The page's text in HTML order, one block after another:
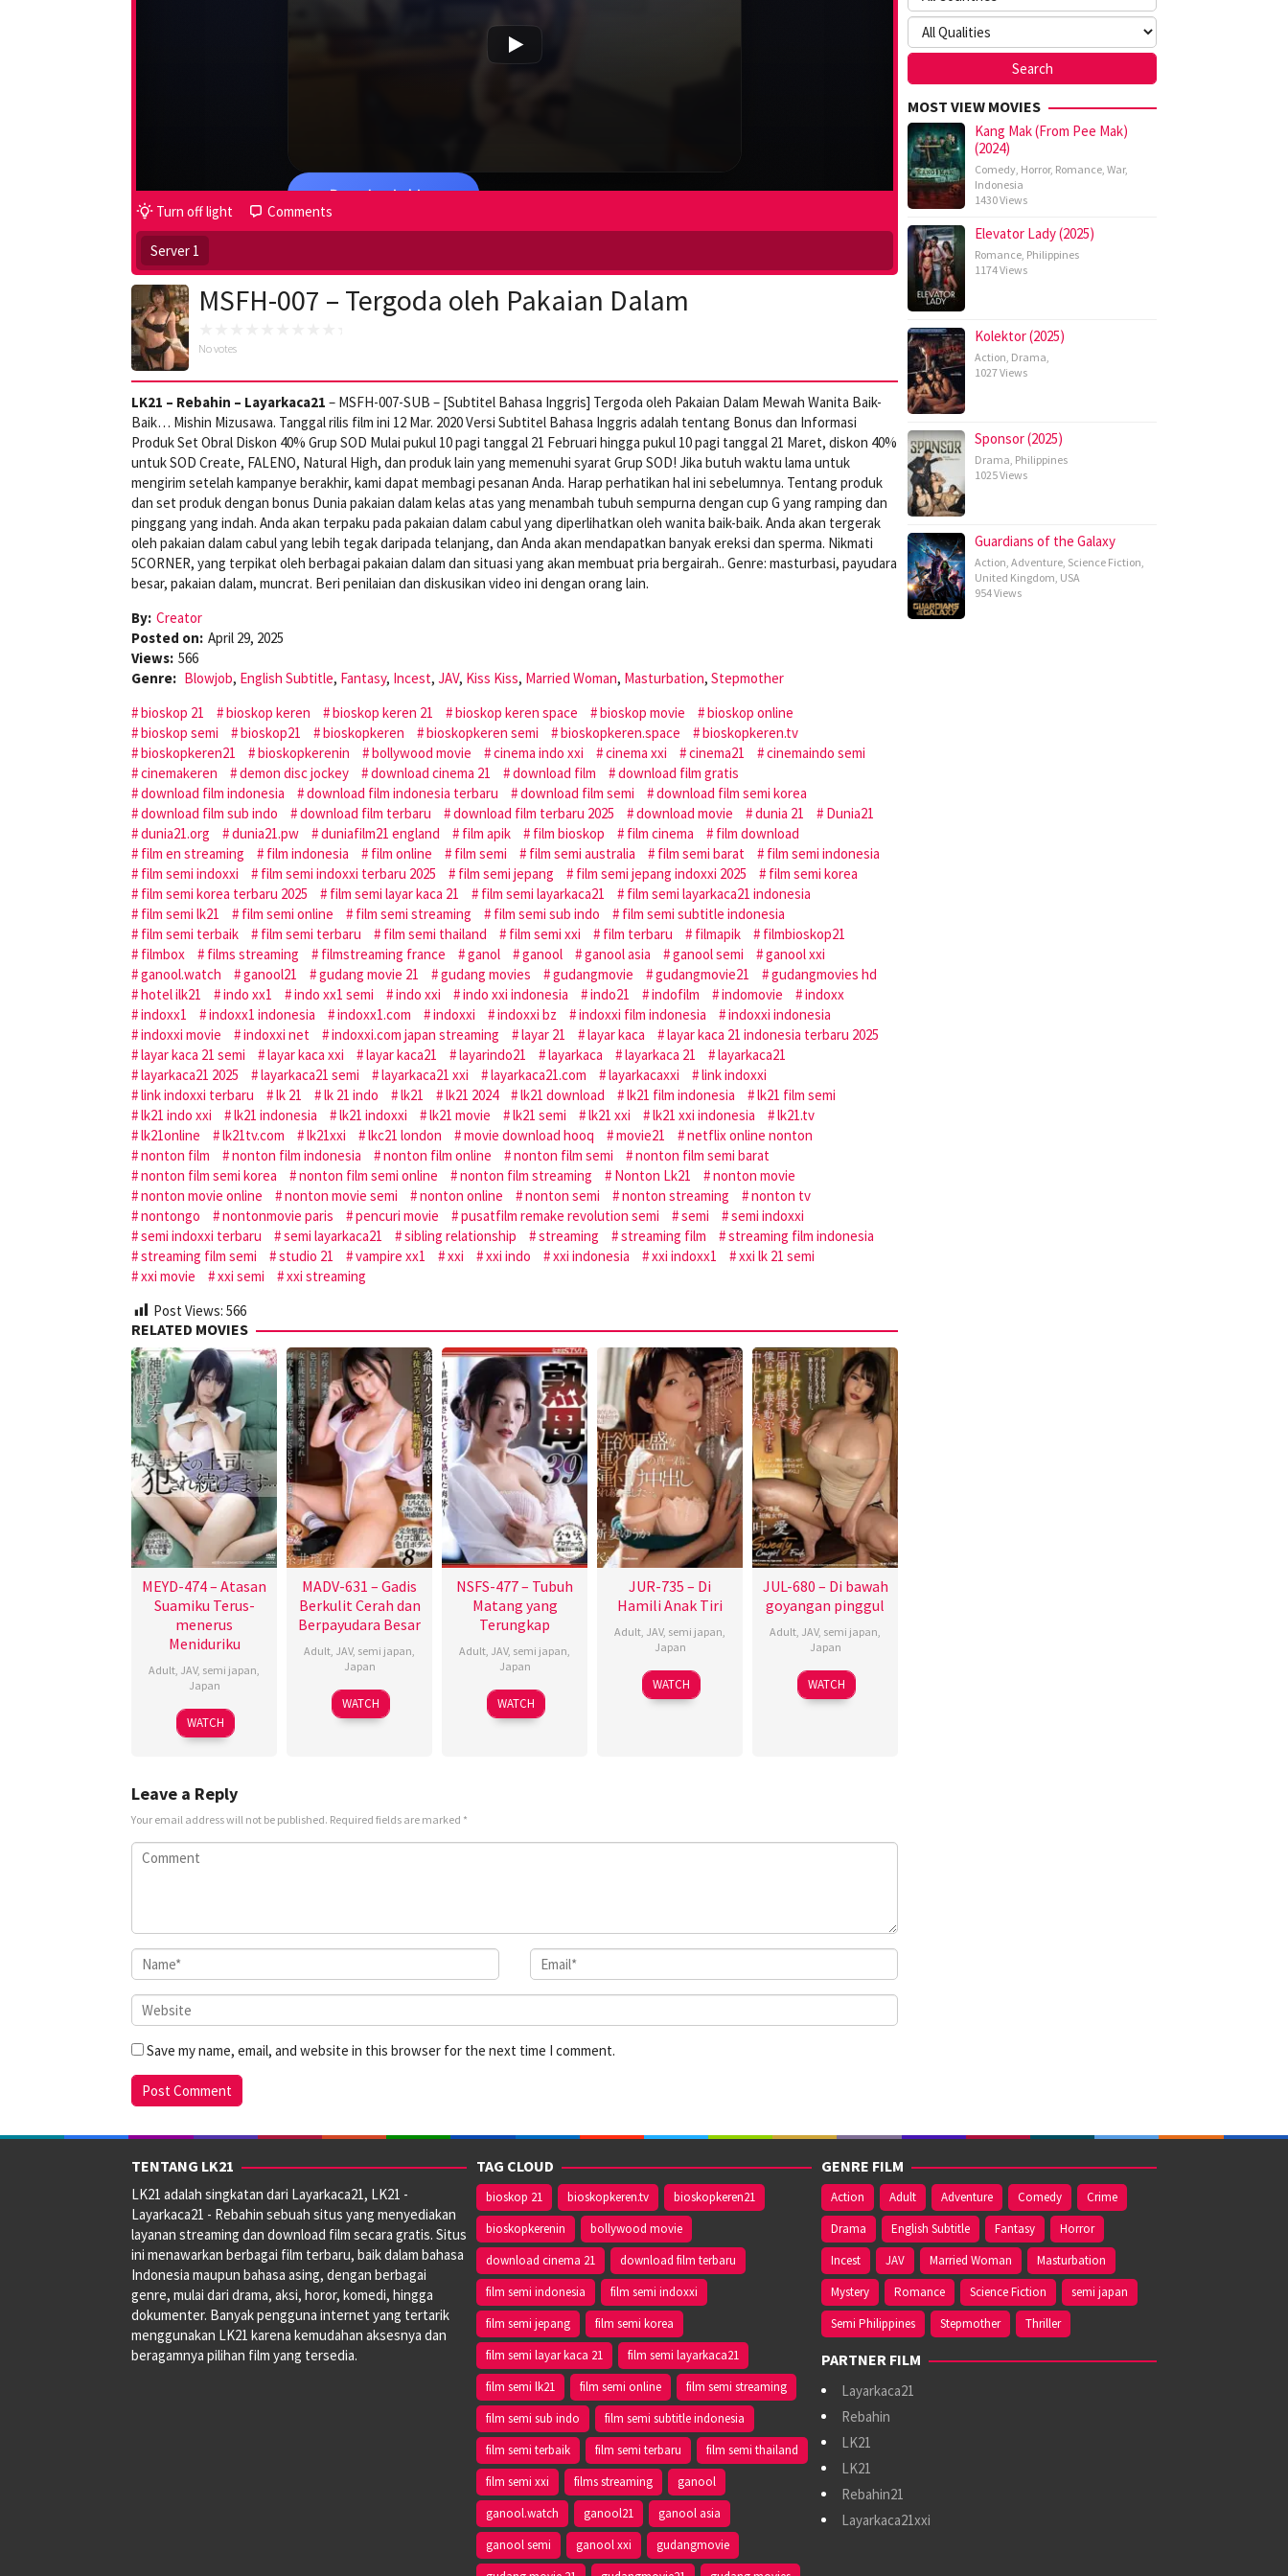
Turn off light Comments
Server 1
MSFH-007 – Tergoda oleh Pakaian Dalam
No votes
LK21 – Rebahin – Layarkaca21 – MSFH-007-SUB – [Subtitel Bahasa Inggris] Tergoda oleh Pakaian Dalam Mewah Wanita Baik-
Baik… Mishin Mizusawa. Tanggal rilis film ini 12 Mar. 2020 Versi Subtitel Bahasa Inggris adalah tentang Bonus dan Informasi
Produk Set Obral Diskon 40% Grup SOD Mulai pukul 10 pagi tanggal 21 Februari hingga pukul 10 pagi tanggal 21 Maret, diskon 40%
untuk SOD Create, FALENO, Natural High, dan produk lain yang memenuhi syarat Grup SOD! Jika butuh waktu lama untuk
mengirim setelah kampanye berakhir, kami dapat membagi pesanan Anda. Harap perhatikan hal ini sebelumnya. Tentang produk
dan set produk dengan bonus Dunia pakaian dalam kelas atas yang menambah tubuh sempurna dengan cup G yang ramping dan
pinggang yang indah. Anda akan terpaku pada pakaian dalam cabul yang diperlihatkan oleh wanita baik-baik. Anda akan tergerak
oleh pakaian dalam cabul yang lebih tegak daripada telanjang, dan Anda akan mendapatkan banyak ereksi dan sperma. Nikmati
5CORNER, yang terpikat oleh berbagai pakaian dalam dan situasi yang akan membuat pria bergairah.. Genre: masturbasi, payudara
besar, pakaian dalam, muncrat. Beri penilaian dan diskusikan video ini dengan orang lain.
By: Creator
Posted on: April 29, 2025
Views: 566
Genre: Blowjob, English Subtitle, Fantasy, Incest, JAV, Kiss Kiss, Married Woman, Masturbation, Stepmother
bioskop 21
bioskop keren bioskop keren 21 bioskop keren space bioskop movie
bioskop online
bioskop semi
bioskop21 bioskopkeren bioskopkeren semi bioskopkeren.space
bioskopkeren.tv
bioskopkeren21
bioskopkerenin bollywood movie cinema indo xxi cinema xxi cinema21
cinemaindo semi
cinemakeren
demon disc jockey download cinema 21 download film
download film gratis
download film indonesia
download film indonesia terbaru download film semi
download film semi korea
download film sub indo
download film terbaru download film terbaru 2025 download movie dunia 21
Dunia21
dunia21.org
dunia21.pw duniafilm21 england film apik film bioskop film cinema
film download
film en streaming
film indonesia film online film semi film semi australia film semi barat
film semi indonesia
film semi indoxxi
film semi indoxxi terbaru 2025 film semi jepang film semi jepang indoxxi 2025
film semi korea
film semi korea terbaru 2025
film semi layar kaca 21 film semi layarkaca21
film semi layarkaca21 indonesia
film semi lk21
film semi online film semi streaming film semi sub indo
film semi subtitle indonesia
film semi terbaik
film semi terbaru film semi thailand film semi xxi film terbaru filmapik
filmbioskop21
filmbox
films streaming filmstreaming france ganol ganool ganool asia ganool semi
ganool xxi
ganool.watch
ganool21 gudang movie 21 gudang movies gudangmovie gudangmovie21
gudangmovies hd
hotel ilk21
indo xx1 indo xx1 semi indo xxi indo xxi indonesia indo21 indofilm indomovie
indoxx
indoxx1
indoxx1 indonesia indoxx1.com indoxxi indoxxi bz indoxxi film indonesia
indoxxi indonesia
indoxxi movie
indoxxi net indoxxi.com japan streaming layar 21 layar kaca
layar kaca 21 indonesia terbaru 2025
layar kaca 21 semi
layar kaca xxi layar kaca21 layarindo21 layarkaca layarkaca 21
layarkaca21
layarkaca21 2025
layarkaca21 semi layarkaca21 xxi layarkaca21.com layarkacaxxi
link indoxxi
link indoxxi terbaru
lk 21 lk 21 indo lk21 lk21 2024 lk21 download lk21 film indonesia
lk21 film semi
lk21 indo xxi
lk21 indonesia lk21 indoxxi lk21 movie lk21 semi lk21 xxi lk21 xxi indonesia
lk21.tv
lk21online
lk21tv.com lk21xxi lkc21 london movie download hooq movie21
netflix online nonton
nonton film
nonton film indonesia nonton film online nonton film semi
nonton film semi barat
nonton film semi korea
nonton film semi online nonton film streaming Nonton Lk21
nonton movie
nonton movie online
nonton movie semi nonton online nonton semi nonton streaming
nonton tv
nontongo
nontonmovie paris pencuri movie pusatfilm remake revolution semi semi
semi indoxxi
semi indoxxi terbaru
semi layarkaca21 sibling relationship streaming streaming film
streaming film indonesia
streaming film semi
studio 21 vampire xx1 xxi xxi indo xxi indonesia xxi indoxx1
xxi lk 21 semi
xxi movie
xxi semi
xxi streaming
Post Views: 566
RELATED MOVIES
MEYD-474 – Atasan
Suamiku Terus-
menerus
Meniduriku
Adult JAV, semi japan
Japan
WATCH
MADV-631 – Gadis
Berkulit Cerah dan
Berpayudara Besar
Adult JAV, semi japan
Japan
WATCH
NSFS-477 – Tubuh
Matang yang
Terungkap
Adult JAV, semi japan
Japan
WATCH
JUR-735 – Di
Hamili Anak Tiri
Adult JAV, semi japan
Japan
WATCH
JUL-680 – Di bawah
goyangan pinggul
Adult JAV, semi japan
Japan
WATCH
Leave a Reply
Your email address will not be published. Required fields are marked *
Save my name, email, and website in this browser for the next time I comment.
MOST VIEW MOVIES
Kang Mak (From Pee Mak)
(2024)
Comedy, Horror, Romance, War,
Indonesia
1430 Views
Elevator Lady (2025)
Romance, Philippines
1174 Views
Kolektor (2025)
Action, Drama,
1027 Views
Sponsor (2025)
Drama, Philippines
1025 Views
Guardians of the Galaxy
Action, Adventure, Science Fiction,
United Kingdom, USA
954 Views
TENTANG LK21
LK21 adalah singkatan dari Layarkaca21, LK21 -
Layarkaca21 - Rebahin sebuah situs yang menyediakan
layanan streaming dan download film secara gratis. Situs
ini menawarkan berbagai film terbaru, baik dalam bahasa
Indonesia maupun bahasa asing, dengan berbagai
genre, mulai dari drama, aksi, horor, komedi, hingga
dokumenter. Banyak pengguna internet yang tertarik
menggunakan LK21 karena kemudahan aksesnya dan
beragamnya pilihan film yang tersedia.
TAG CLOUD
bioskop 21 bioskopkeren.tv
bioskopkeren21
bioskopkerenin
bollywood movie
download cinema 21
download film terbaru
film semi indonesia
film semi indoxxi
film semi jepang
film semi korea
film semi layar kaca 21
film semi layarkaca21
film semi lk21
film semi online
film semi streaming
film semi sub indo
film semi subtitle indonesia
film semi terbaik
film semi terbaru
film semi thailand
film semi xxi
films streaming
ganool
ganool.watch
ganool21
ganool asia
ganool semi
ganool xxi
gudangmovie
GENRE FILM
Action Adult Adventure Comedy
Crime
Drama
English Subtitle Fantasy
Horror
Incest
JAV Married Woman
Masturbation
Mystery
Romance Science Fiction
semi japan
Semi Philippines
Stepmother Thriller
PARTNER FILM
Layarkaca21
Rebahin
LK21
LK21
Rebahin21
Layarkaca21xxi